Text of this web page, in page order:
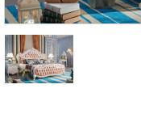
Sofa,
tủ
Bàn
trà...
Nội